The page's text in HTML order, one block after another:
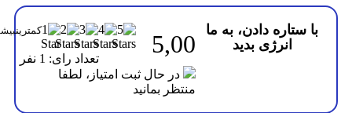
با ستاره دادن، به ما
انرژی بدید
5,00
تعداد رای: 1 نفر
در حال ثبت امتیاز، لطفا
منتظر بمانید